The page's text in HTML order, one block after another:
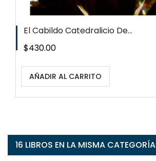
El Cabildo Catedralicio De...
Precio
$430.00
AÑADIR AL CARRITO
16 LIBROS EN LA MISMA CATEGORÍA